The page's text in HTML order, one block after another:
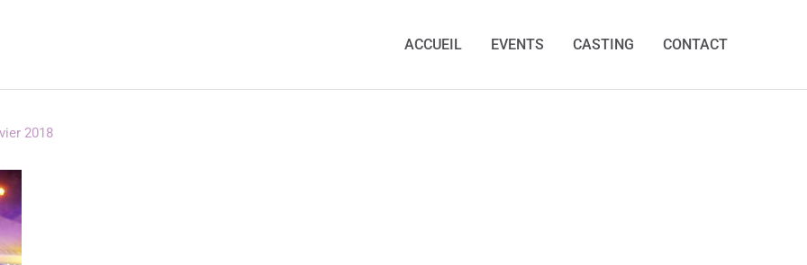
ACCUEIL EVENTS CASTING CONTACT
2018